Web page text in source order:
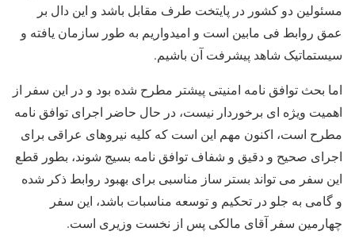
مسئولین دو کشور در پایتخت طرف مقابل باشد و این دال بر
عمق روابط فی مابین است و امیدواریم به طور سازمان یافته و
سیستماتیک شاهد پیشرفت آن باشیم.
اما بحث توافق نامه امنیتی پیشتر مطرح شده بود و در این سفر از
اهمیت ویژه ای برخوردار نیست، در حال حاضر اجرای توافق نامه
مطرح است، اکنون مهم این است که کلیه نیروهای عراقی برای
اجرای صحیح و دقیق و شفاف توافق نامه بسیج شوند، بطور قطع
این سفر می تواند بستر ساز مناسبی برای بهبود روابط ذکر شده
و گامی به جلو در تحکیم و توسعه مناسبات باشد، این سفر
چهارمین سفر آقای مالکی پس از نخست وزیری است.